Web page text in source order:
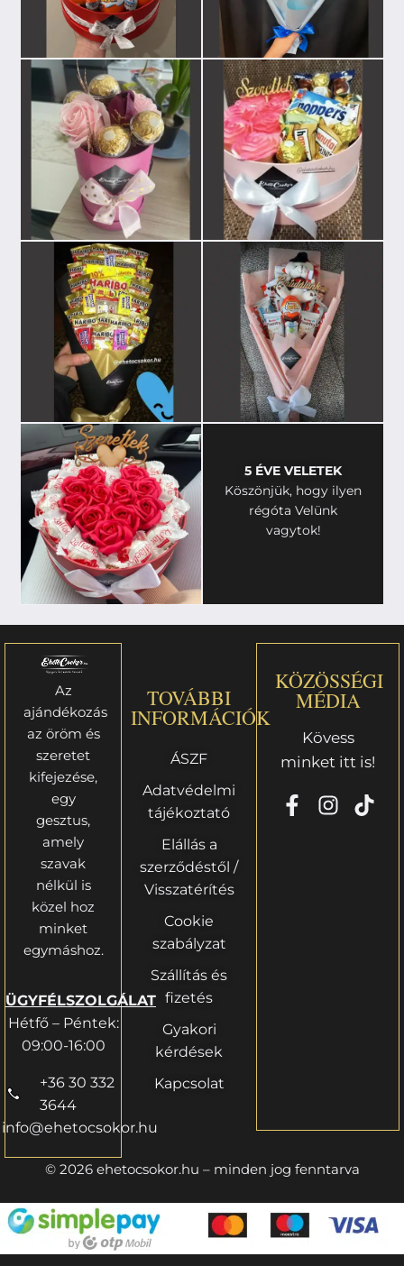
5 ÉVE VELETEK
Köszönjük, hogy ilyen
régóta Velünk
vagytok!
Az
ajándékozás
az öröm és
szeretet
kifejezése,
egy
gesztus,
amely
szavak
nélkül is
közel hoz
minket
egymáshoz.
ÜGYFÉLSZOLGÁLAT
Hétfő – Péntek:
09:00-16:00
+36 30 332
3644
info@ehetocsokor.hu
TOVÁBBI
INFORMÁCIÓK
ÁSZF
Adatvédelmi
tájékoztató
Elállás a
szerződéstől /
Visszatérítés
Cookie
szabályzat
Szállítás és
fizetés
Gyakori
kérdések
Kapcsolat
KÖZÖSSÉGI
MÉDIA
Kövess
minket itt is!
© 2026 ehetocsokor.hu – minden jog fenntarva